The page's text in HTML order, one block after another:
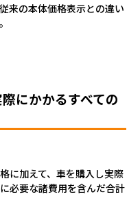
来の本体価格表示との違い
にかかるすべての
に加えて、車を購入し実際
必要な諸費用を含んだ合計